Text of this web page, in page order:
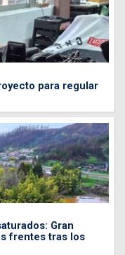
para regular
Gran
frentes tras los